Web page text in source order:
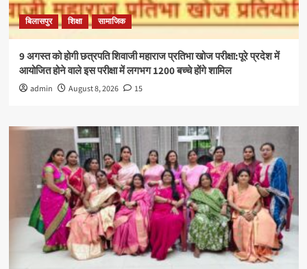
बिलासपुर शिक्षा सामाजिक
9 अगस्त को होगी छत्रपति शिवाजी महाराज प्रतिभा खोज परीक्षा:पूरे प्रदेश में
आयोजित होने वाले इस परीक्षा में लगभग 1200 बच्चे होंगे शामिल
admin August 8, 2026 15